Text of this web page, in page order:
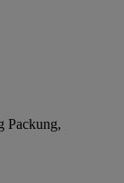
Packung,